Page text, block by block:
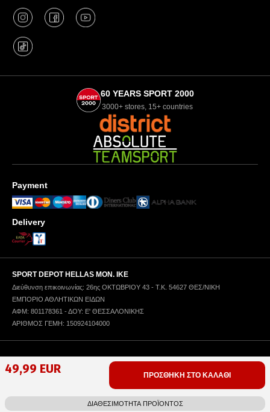
49,99 EUR ΠΡΟΣΘΗΚΗ ΣΤΟ ΚΑΛΑΘΙ
ΔΙΑΘΕΣΙΜΟΤΗΤΑ ΠΡΟΪΟΝΤΟΣ
60 YEARS SPORT 2000
3000+ stores, 15+ countries
Payment
Delivery
SPORT DEPOT HELLAS ΜΟΝ. ΙΚΕ
Διεύθυνση επικοινωνίας: 26ης ΟΚΤΩΒΡΙΟΥ 43 - Τ.Κ. 54627 ΘΕΣ/ΝΙΚΗ
ΕΜΠΟΡΙΟ ΑΘΛΗΤΙΚΩΝ ΕΙΔΩΝ
ΑΦΜ: 801178361 - ΔΟΥ: Ε' ΘΕΣΣΑΛΟΝΙΚΗΣ
ΑΡΙΘΜΟΣ ΓΕΜΗ: 150924104000
Πολιτική Απορρήτου Όροι Χρήσης
Copyright © 1996-2025 SPORT DEPOT SA
Web design & development by ICYGEN